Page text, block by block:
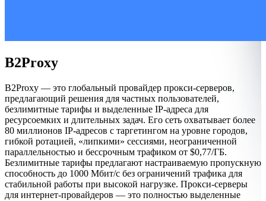
B2Proxy
B2Proxy — это глобальный провайдер прокси-серверов,
предлагающий решения для частных пользователей,
безлимитные тарифы и выделенные IP-адреса для
ресурсоемких и длительных задач. Его сеть охватывает более
80 миллионов IP-адресов с таргетингом на уровне городов,
гибкой ротацией, «липкими» сессиями, неограниченной
параллельностью и бессрочным трафиком от $0,77/ГБ.
Безлимитные тарифы предлагают настраиваемую пропускную
способность до 1000 Мбит/с без ограничений трафика для
стабильной работы при высокой нагрузке. Прокси-серверы
для интернет-провайдеров — это полностью выделенные